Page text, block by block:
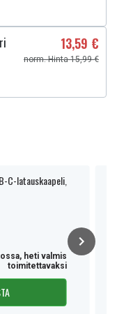
13,59 €
norm. Hinta 15,99 €
C-latauskaapeli,
heti valmis
toimitettavaksi